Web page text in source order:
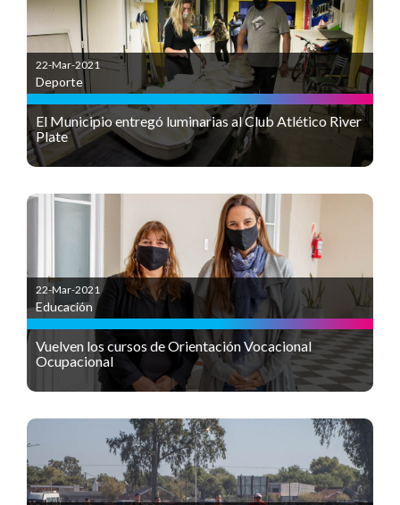
22-Mar-2021
Deporte
El Municipio entregó luminarias al Club Atlético River
Plate
22-Mar-2021
Educación
Vuelven los cursos de Orientación Vocacional
Ocupacional